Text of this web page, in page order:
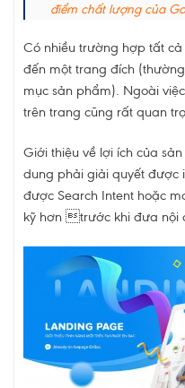
điểm chất lượng của
Có nhiều trường hợp tất
đến một trang đích
mục sản phẩm). Ngoài
trên trang cũng rất quan
Giới thiệu về lợi ích của
dung phải giải quyết được
được Search Intent hoặc
kỹ hơn trước khi đưa nội